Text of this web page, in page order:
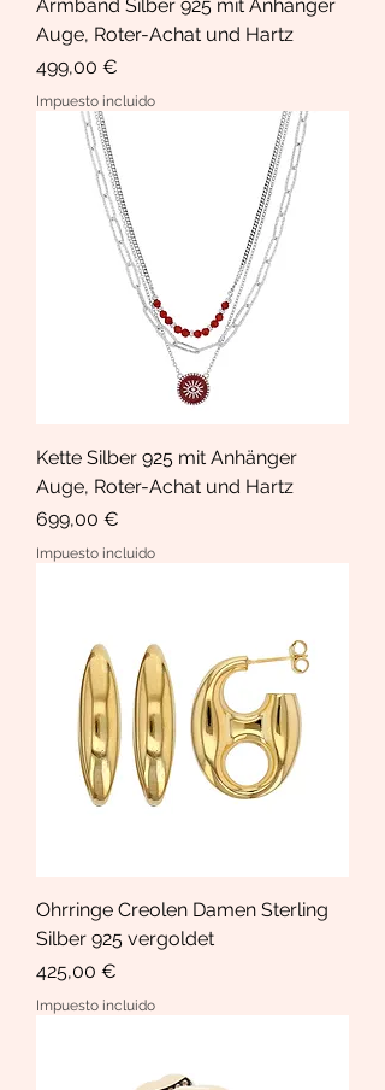
Armband Silber 925 mit Anhänger
Auge, Roter-Achat und Hartz
Precio
499,00 €
Impuesto incluido
Kette Silber 925 mit Anhänger
Auge, Roter-Achat und Hartz
Precio
699,00 €
Impuesto incluido
Ohrringe Creolen Damen Sterling
Silber 925 vergoldet
Precio
425,00 €
Impuesto incluido